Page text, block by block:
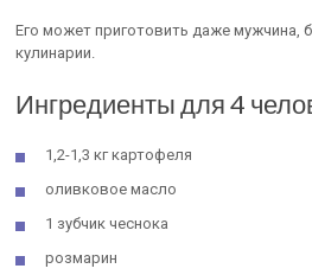
Его может приготовить даже мужчина,
кулинарии.
Ингредиенты для 4
1,2-1,3 кг картофеля
оливковое масло
1 зубчик чеснока
розмарин